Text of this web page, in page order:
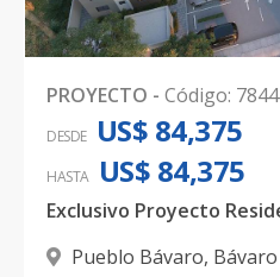
PROYECTO - Código: 7844
DESDE US$ 84,375
HASTA US$ 84,375
Pueblo Bávaro, Bávaro